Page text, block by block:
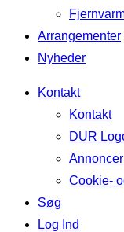
Arrangementer
Nyheder
Kontakt
Kontakt
DUR
Cookie-
Søg
Log Ind